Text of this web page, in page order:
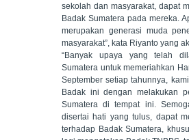
sekolah dan masyarakat, dapat
Badak Sumatera pada mereka.
merupakan generasi muda
masyarakat”, kata Riyanto yang
“Banyak upaya yang telah
Sumatera untuk memeriahkan
September setiap tahunnya,
Badak ini dengan melakukan
Sumatera di tempat ini.
disertai hati yang tulus, dapat
terhadap Badak Sumatera,